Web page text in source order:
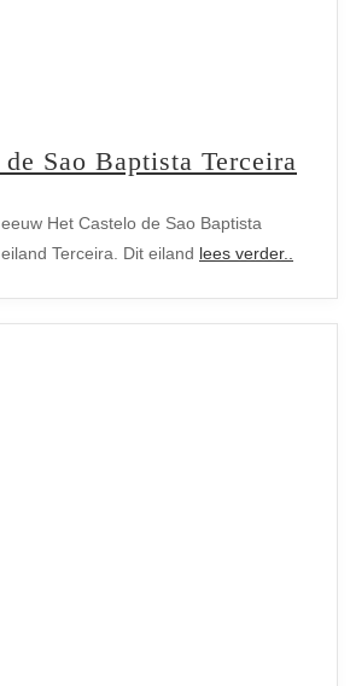
Sao Baptista Terceira
Het Castelo de Sao Baptista
Terceira. Dit eiland lees verder..